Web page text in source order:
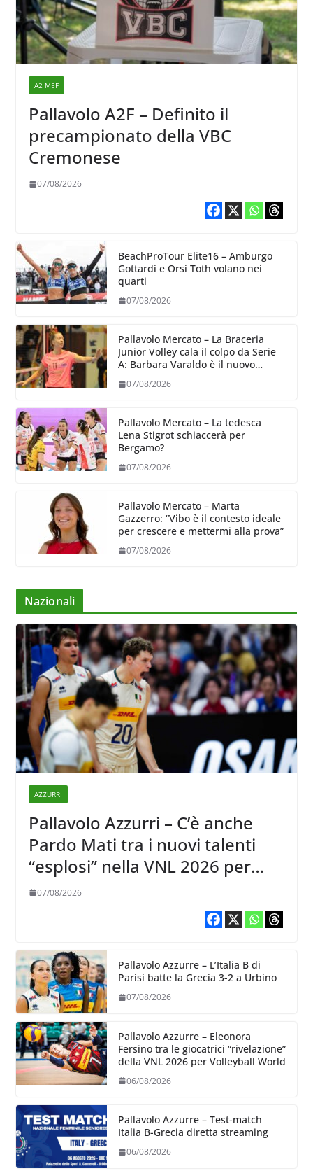
A2 MEF
Pallavolo A2F – Definito il
precampionato della VBC
Cremonese
07/08/2026
BeachProTour Elite16 – Amburgo
Gottardi e Orsi Toth volano nei
quarti
07/08/2026
Pallavolo Mercato – La Braceria
Junior Volley cala il colpo da Serie
A: Barbara Varaldo è il nuovo
07/08/2026
Pallavolo Mercato – La tedesca
Lena Stigrot schiaccerà per
Bergamo?
07/08/2026
Pallavolo Mercato – Marta
Gazzerro: “Vibo è il contesto ideale
per crescere e mettermi alla prova”
07/08/2026
Nazionali
AZZURRI
Pallavolo Azzurri – C’è anche
Pardo Mati tra i nuovi talenti
“esplosi” nella VNL 2026 per
Volleyball World
07/08/2026
Pallavolo Azzurre – L’Italia B di
Parisi batte la Grecia 3-2 a Urbino
07/08/2026
Pallavolo Azzurre – Eleonora
Fersino tra le giocatrici “rivelazione”
della VNL 2026 per Volleyball World
06/08/2026
Pallavolo Azzurre – Test-match
Italia B-Grecia diretta streaming
06/08/2026